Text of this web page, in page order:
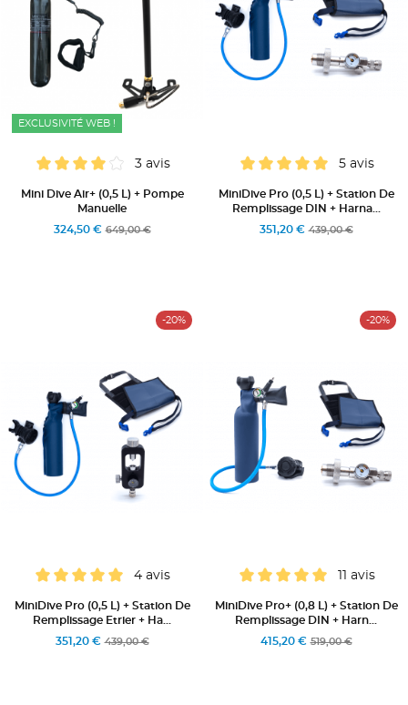
EXCLUSIVITÉ WEB !
3 avis
Mini Dive Air+ (0,5 L) + Pompe
Manuelle
324,50 € 649,00 €
5 avis
MiniDive Pro (0,5 L) + Station De
Remplissage DIN + Harna...
351,20 € 439,00 €
-20%
4 avis
MiniDive Pro (0,5 L) + Station De
Remplissage Etrier + Ha...
351,20 € 439,00 €
-20%
11 avis
MiniDive Pro+ (0,8 L) + Station De
Remplissage DIN + Harn...
415,20 € 519,00 €